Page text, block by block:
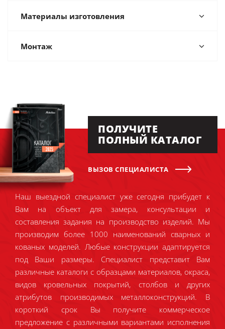
Материалы изготовления
Монтаж
ПОЛУЧИТЕ
ПОЛНЫЙ КАТАЛОГ
ВЫЗОВ СПЕЦИАЛИСТА
Наш выездной специалист уже сегодня прибудет к
Вам на объект для замера, консультации и
составления задания на производство изделий. Мы
производим более 1000 наименований сварных и
кованых моделей. Любые конструкции адаптируется
под Ваши размеры. Специалист представит Вам
различные каталоги с образцами материалов, окраса,
видов кровельных покрытий, столбов и других
атрибутов производимых металлоконструкций. В
короткий срок Вы получите коммерческое
предложение с различными вариантами исполнения